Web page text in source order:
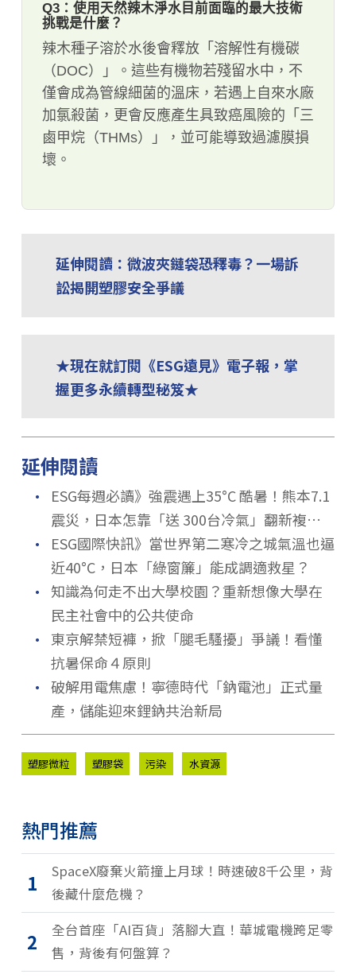
Q3：使用天然辣木淨水目前面臨的最大技術
挑戰是什麼？
辣木種子溶於水後會釋放「溶解性有機碳
（DOC）」。這些有機物若殘留水中，不
僅會成為管線細菌的溫床，若遇上自來水廠
加氯殺菌，更會反應產生具致癌風險的「三
鹵甲烷（THMs）」，並可能導致過濾膜損
壞。
延伸閱讀：微波夾鏈袋恐釋毒？一場訴
訟揭開塑膠安全爭議
★現在就訂閱《ESG遠見》電子報，掌
握更多永續轉型秘笈★
延伸閱讀
．
ESG每週必讀》強震遇上35°C 酷暑！熊本7.1
震災，日本怎靠「送 300台冷氣」翻新複合
式救災？
．
ESG國際快訊》當世界第二寒冷之城氣溫也逼
近40°C，日本「綠窗簾」能成調適救星？
．
知識為何走不出大學校園？重新想像大學在
民主社會中的公共使命
．
東京解禁短褲，掀「腿毛騷擾」爭議！看懂
抗暑保命４原則
． 破解用電焦慮！寧德時代「鈉電池」正式量
產，儲能迎來鋰鈉共治新局
塑膠微粒 塑膠袋 污染 水資源
熱門推薦
1
SpaceX廢棄火箭撞上月球！時速破8千公里，背
後藏什麼危機？
2
全台首座「AI百貨」落腳大直！華城電機跨足零
售，背後有何盤算？